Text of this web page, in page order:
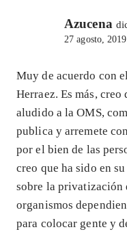
Azucena
27 agosto,
Muy de acuerdo con
Herraez. Es más,
aludido a la OMS,
publica y arremete
por el bien de las
creo que ha sido en
sobre la privatización
organismos
para colocar gente y